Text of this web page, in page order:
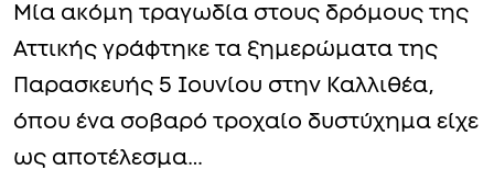
Μία ακόμη τραγωδία στους δρόμους της
Αττικής γράφτηκε τα ξημερώματα της
Παρασκευής 5 Ιουνίου στην Καλλιθέα,
όπου ένα σοβαρό τροχαίο δυστύχημα είχε
ως αποτέλεσμα…